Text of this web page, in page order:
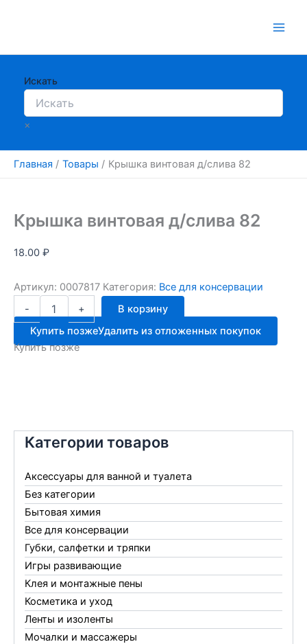
Искать
×
Главная Товары Крышка винтовая д/слива 82
Категории товаров
Аксессуары для ванной и туалета
Без категории
Бытовая химия
Все для консервации
Губки, салфетки и тряпки
Игры развивающие
Клея и монтажные пены
Косметика и уход
Ленты и изоленты
Мочалки и массажеры
Крышка винтовая д/слива 82
18.00 ₽
Артикул: 0007817 Категория: Все для консервации
-
Количество
товара
Крышка
винтовая
д/
+
В корзину
Купить позжеУдалить из отложенных покупок
Купить позже